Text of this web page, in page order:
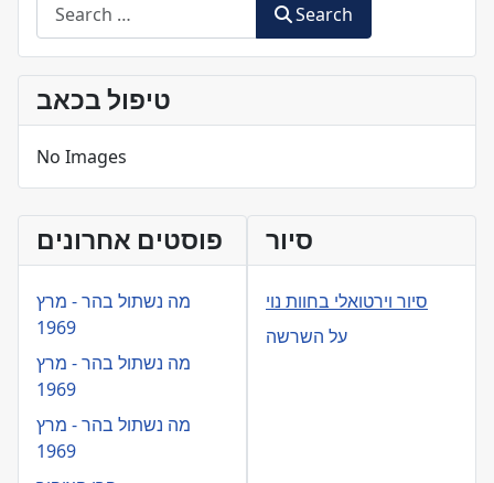
Search
טיפול בכאב
No Images
פוסטים אחרונים
מה נשתול בהר - מרץ
1969
מה נשתול בהר - מרץ
1969
מה נשתול בהר - מרץ
1969
סיור
סיור וירטואלי בחוות נוי
על השרשה